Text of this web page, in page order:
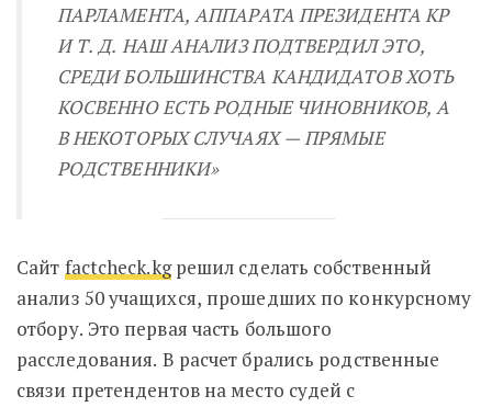
ПАРЛАМЕНТА, АППАРАТА ПРЕЗИДЕНТА КР
И Т. Д. НАШ АНАЛИЗ ПОДТВЕРДИЛ ЭТО,
СРЕДИ БОЛЬШИНСТВА КАНДИДАТОВ ХОТЬ
КОСВЕННО ЕСТЬ РОДНЫЕ ЧИНОВНИКОВ, А
В НЕКОТОРЫХ СЛУЧАЯХ — ПРЯМЫЕ
РОДСТВЕННИКИ»
Сайт factcheck.kgрешил сделать собственный
анализ 50 учащихся, прошедших по конкурсному
отбору. Это первая часть большого
расследования. В расчет брались родственные
связи претендентов на место судей с